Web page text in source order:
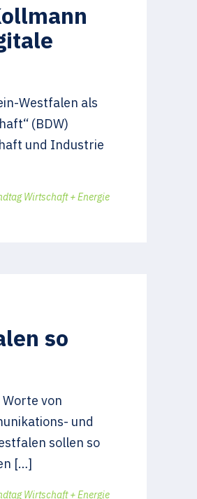
Westfalen als
(BDW)
und Industrie
Wirtschaft + Energie
so
von
und
sollen so
[…]
Wirtschaft + Energie